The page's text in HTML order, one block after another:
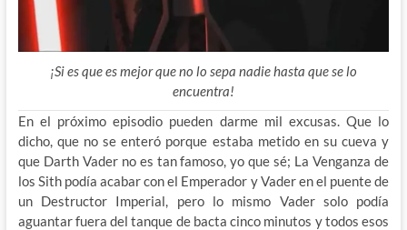
¡Si es que es mejor que no lo sepa nadie hasta que se lo
encuentra!
En el próximo episodio pueden darme mil excusas. Que lo
dicho, que no se enteró porque estaba metido en su cueva y
que Darth Vader no es tan famoso, yo que sé; La Venganza de
los Sith podía acabar con el Emperador y Vader en el puente de
un Destructor Imperial, pero lo mismo Vader solo podía
aguantar fuera del tanque de bacta cinco minutos y todos esos